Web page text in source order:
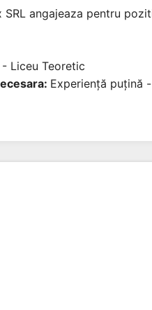
SRL angajeaza pentru
Liceu Teoretic
Experiență puțină